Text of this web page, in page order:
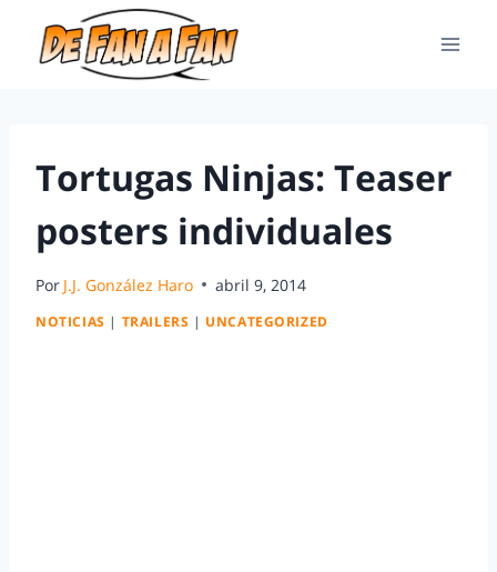
Tortugas Ninjas: Teaser
posters individuales
Por J.J. González Haro abril 9, 2014
NOTICIAS | TRAILERS | UNCATEGORIZED